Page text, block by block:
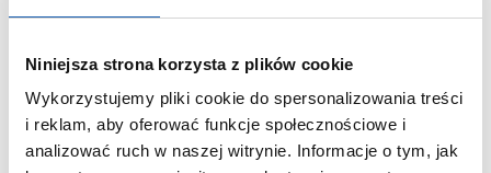
Niniejsza strona korzysta z plików cookie
Wykorzystujemy pliki cookie do spersonalizowania treści
i reklam, aby oferować funkcje społecznościowe i
analizować ruch w naszej witrynie. Informacje o tym, jak
Ważne daty
Zgoda na ciasteczka
PRODUKTY
Zegarki
SZANOWNY UŻYTKOWNIKU,
SZANOWNA UŻYTKOWNICZKO